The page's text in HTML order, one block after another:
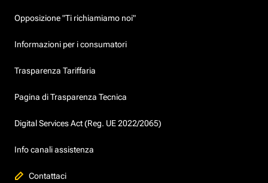
Opposizione "Ti richiamiamo noi"
Informazioni per i consumatori
Trasparenza Tariffaria
Pagina di Trasparenza Tecnica
Digital Services Act (Reg. UE 2022/2065)
Info canali assistenza
Contattaci